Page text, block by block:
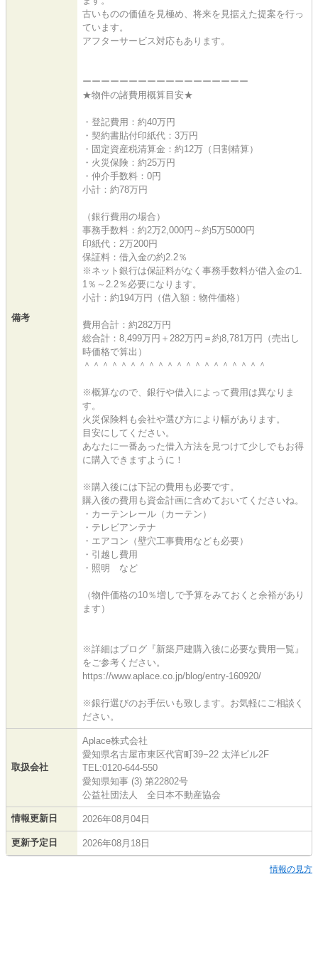
備考
古いものの価値を見極め、将来を見据えた提案を行っ
ています。
アフターサービス対応もあります。
ーーーーーーーーーーーーーーーーーー
★物件の諸費用概算目安★
・登記費用：約40万円
・契約書貼付印紙代：3万円
・固定資産税清算金：約12万（日割精算）
・火災保険：約25万円
・仲介手数料：0円
小計：約78万円
（銀行費用の場合）
事務手数料：約2万2,000円～約5万5000円
印紙代：2万200円
保証料：借入金の約2.2％
※ネット銀行は保証料がなく事務手数料が借入金の1.
1％～2.2％必要になります。
小計：約194万円（借入額：物件価格）
費用合計：約282万円
総合計：8,499万円＋282万円＝約8,781万円（売出し
時価格で算出）
＾＾＾＾＾＾＾＾＾＾＾＾＾＾＾＾＾＾＾＾
※概算なので、銀行や借入によって費用は異なりま
す。
火災保険料も会社や選び方により幅があります。
目安にしてください。
あなたに一番あった借入方法を見つけて少しでもお得
に購入できますように！
※購入後には下記の費用も必要です。
購入後の費用も資金計画に含めておいてくださいね。
・カーテンレール（カーテン）
・テレビアンテナ
・エアコン（壁穴工事費用なども必要）
・引越し費用
・照明 など
（物件価格の10％増しで予算をみておくと余裕があり
ます）
※詳細はブログ『新築戸建購入後に必要な費用一覧』
をご参考ください。
https://www.aplace.co.jp/blog/entry-160920/
※銀行選びのお手伝いも致します。お気軽にご相談く
ださい。
取扱会社
Aplace株式会社
愛知県名古屋市東区代官町39−22 太洋ビル2F
TEL:0120-644-550
愛知県知事 (3) 第22802号
公益社団法人 全日本不動産協会
情報更新日 2026年08月04日
更新予定日 2026年08月18日
情報の見方